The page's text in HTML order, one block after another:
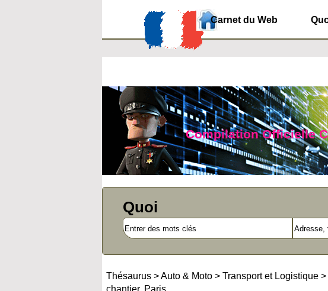
Carnet du Web
Compilation Officielle
Quoi
Thésaurus >Auto & Moto > Transport et Logistique >
chantier, Paris